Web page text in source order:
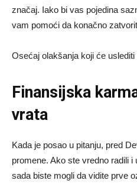
značaj. Iako bi vas pojedina
vam pomoći da konačno
Osećaj olakšanja koji će uslediti
Finansijska
vrata
Kada je posao u pitanju, pred
promene. Ako ste vredno radili i
sada biste mogli da vidite prve